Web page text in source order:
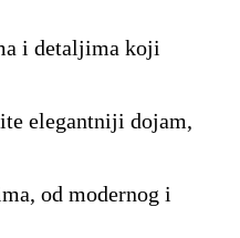
i detaljima koji
elegantniji dojam,
od modernog i